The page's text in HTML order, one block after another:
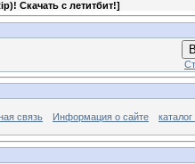
Скачать с летитбит!]
связь Информация о сайте